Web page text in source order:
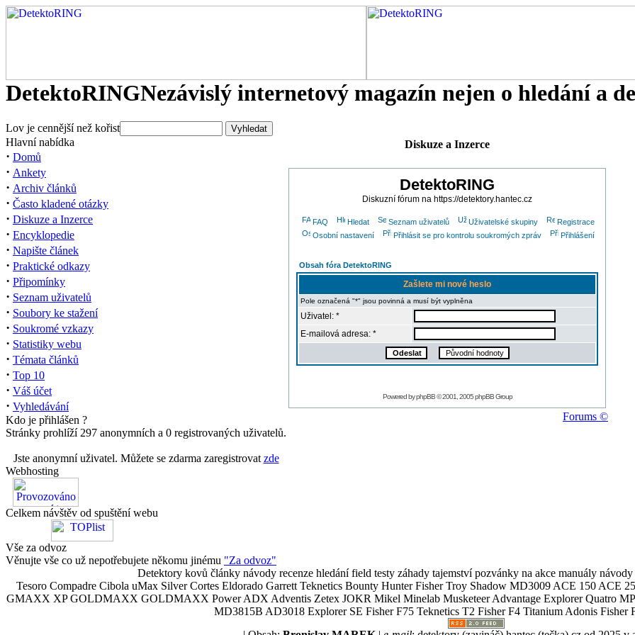
DetektoRINGNezávislý internetový magazín nejen o hledání a
Lov je cennější než kořist
Hlavní nabídka
· Domů
· Ankety
· Archiv článků
· Často kladené otázky
· Diskuze a Inzerce
· Encyklopedie
· Napište článek
· Praktické odkazy
· Připomínky
· Seznam uživatelů
· Soubory ke stažení
· Soukromé vzkazy
· Statistiky webu
· Témata článků
· Top 10
· Váš účet
· Vyhledávání
Kdo je přihlášen ?
Stránky prohlíží 297 anonymních a 0 registrovaných uživatelů.
Jste anonymní uživatel. Můžete se zdarma zaregistrovat zde
Webhosting
Celkem návštěv od spuštění webu
Vše za odvoz
Věnujte vše co už nepotřebujete někomu jinému "Za odvoz"
Diskuze a Inzerce
DetektoRING
Diskuzní fórum na https://detektory.hantec.cz
FAQ Hledat Seznam uživatelů Uživatelské skupiny
Registrace
Osobní nastavení
Přihlásit se pro kontrolu soukromých zpráv Přihlášení
Obsah fóra DetektoRING
Zašlete mi nové heslo
Pole označená "*" jsou povinná a musí být vyplněna
Uživatel: *
E-mailová adresa: *
Powered byphpBB© 2001, 2005 phpBB Group
Forums ©
Detektory kovů články návody recenze hledání field testy záhady tajemství pozvánky na akce manuály
Tesoro Compadre Cibola uMax Silver Cortes Eldorado Garrett Teknetics Bounty Hunter Fisher Troy Shadow MD3009 ACE 150 ACE
GMAXX XP GOLDMAXX GOLDMAXX Power ADX Adventis Zetex JOKR Mikel Minelab Musketeer Advantage Explorer Quatro
MD3815B AD3018 Explorer SE Fisher F75 Teknetics T2 Fisher F4 Titanium Adonis Fisher